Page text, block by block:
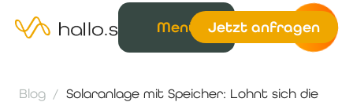
Menü Jetzt anfragen
Blog / Solaranlage mit Speicher: Lohnt sich die